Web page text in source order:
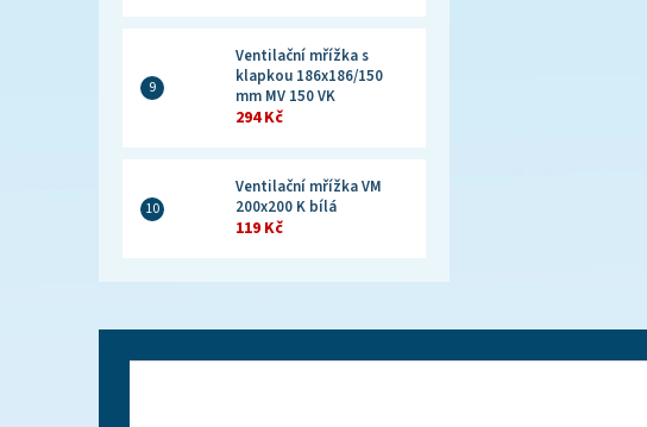
Ventilační mřížka s
klapkou 186x186/150
mm MV 150 VK
294 Kč
Ventilační mřížka VM
200x200 K bílá
119 Kč